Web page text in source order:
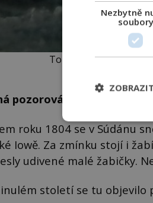
Tornádo může nasát
pozorování
roku 1804 se v Súdánu
Iowě. Za zmínku stojí i
udivené malé žabičky.
století se tu objevilo
Nezbytně
soubory